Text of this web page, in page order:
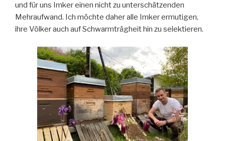
und für uns Imker einen nicht zu unterschätzenden
Mehraufwand. Ich möchte daher alle Imker ermutigen,
ihre Völker auch auf Schwarmträgheit hin zu selektieren.